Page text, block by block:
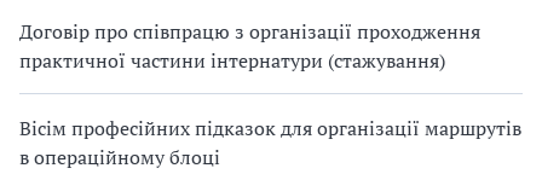
Договір про співпрацю з організації проходження
практичної частини інтернатури (стажування)
Вісім професійних підказок для організації маршрутів
в операційному блоці